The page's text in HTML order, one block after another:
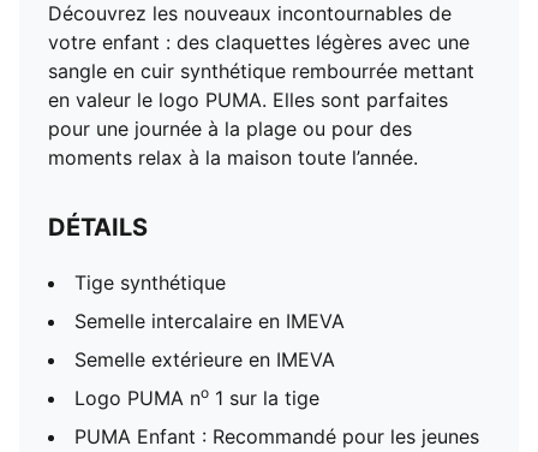
Découvrez les nouveaux incontournables de
votre enfant : des claquettes légères avec une
sangle en cuir synthétique rembourrée mettant
en valeur le logo PUMA. Elles sont parfaites
pour une journée à la plage ou pour des
moments relax à la maison toute l’année.
DÉTAILS
Tige synthétique
Semelle intercalaire en IMEVA
Semelle extérieure en IMEVA
Logo PUMA no 1 sur la tige
PUMA Enfant : Recommandé pour les jeunes